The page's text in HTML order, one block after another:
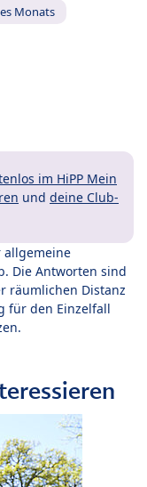
Monats
im HiPP Mein
und deine Club-
allgemeine
Die Antworten sind
räumlichen Distanz
für den Einzelfall